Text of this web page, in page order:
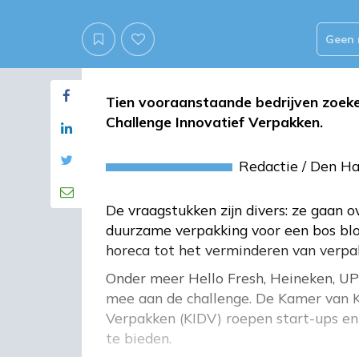
Geen
Tien vooraanstaande bedrijven
Challenge Innovatief Verpakken.
Redactie / Den
De vraagstukken zijn divers: ze gaan
duurzame verpakking voor een bos
horeca tot het verminderen van
Onder meer Hello Fresh, Heineken,
mee aan de challenge. De Kamer
Verpakken (KIDV) roepen start-ups
te bieden.